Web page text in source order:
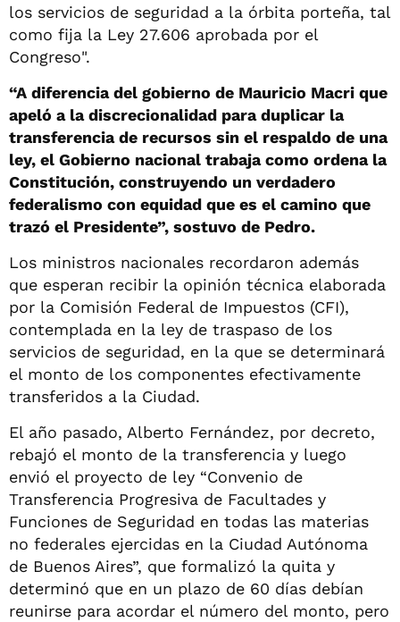
los servicios de seguridad a la órbita porteña, tal
como fija la Ley 27.606 aprobada por el
Congreso".
“A diferencia del gobierno de Mauricio Macri que
apeló a la discrecionalidad para duplicar la
transferencia de recursos sin el respaldo de una
ley, el Gobierno nacional trabaja como ordena la
Constitución, construyendo un verdadero
federalismo con equidad que es el camino que
trazó el Presidente”, sostuvo de Pedro.
Los ministros nacionales recordaron además
que esperan recibir la opinión técnica elaborada
por la Comisión Federal de Impuestos (CFI),
contemplada en la ley de traspaso de los
servicios de seguridad, en la que se determinará
el monto de los componentes efectivamente
transferidos a la Ciudad.
El año pasado, Alberto Fernández, por decreto,
rebajó el monto de la transferencia y luego
envió el proyecto de ley “Convenio de
Transferencia Progresiva de Facultades y
Funciones de Seguridad en todas las materias
no federales ejercidas en la Ciudad Autónoma
de Buenos Aires”, que formalizó la quita y
determinó que en un plazo de 60 días debían
reunirse para acordar el número del monto, pero